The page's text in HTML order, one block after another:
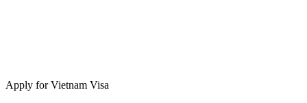
Apply for Vietnam Visa